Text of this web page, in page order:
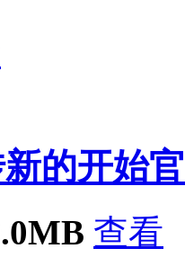
的开始
查看